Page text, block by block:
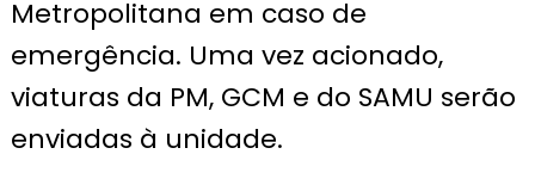
Metropolitana em caso de
emergência. Uma vez acionado,
viaturas da PM, GCM e do SAMU serão
enviadas à unidade.